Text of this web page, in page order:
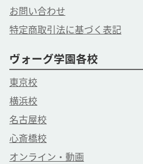
お問い合わせ
特定商取引法に基づく表記
ヴォーグ学園各校
東京校
横浜校
名古屋校
心斎橋校
オンライン・動画